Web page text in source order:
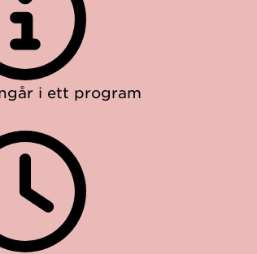
i ett program